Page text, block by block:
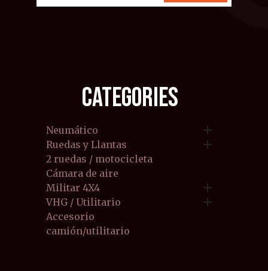
CATEGORIES
Neumático 
Ruedas y Llantas 
2 ruedas / motocicleta
Cámara de aire
Militar 4X4

VHG / Utilitario 
Accesorio
camión/utilitario